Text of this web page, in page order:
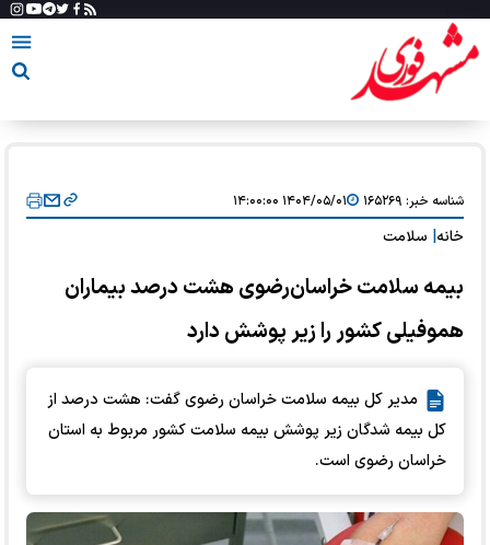
شناسه خبر: ۱۶۵۲۶۹ ۱۴۰۴/۰۵/۰۱ ۱۴:۰۰:۰۰
خانه سلامت
بیمه سلامت خراسان‌رضوی هشت درصد بیماران
هموفیلی کشور را زیر پوشش دارد
مدیر کل بیمه سلامت خراسان رضوی گفت: هشت درصد از
کل بیمه شدگان زیر پوشش بیمه سلامت کشور مربوط به استان
خراسان رضوی است.